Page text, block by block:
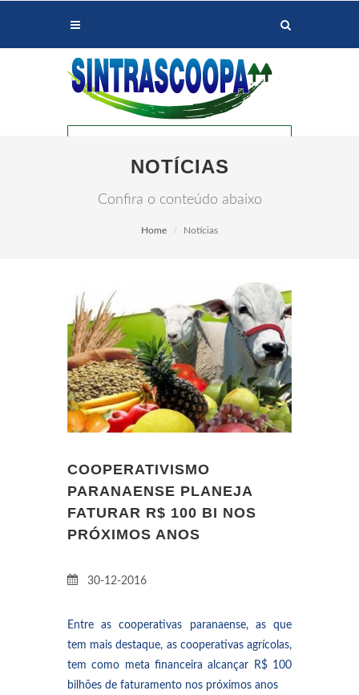
ASSIS CHATEAUBRIAND
MARECHAL CÂNDIDO RONDON
NOTÍCIAS
Confira o conteúdo abaixo
Home Notícias
COOPERATIVISMO
PARANAENSE PLANEJA
FATURAR R$ 100 BI NOS
PRÓXIMOS ANOS
30-12-2016
Entre as cooperativas paranaense, as que
tem mais destaque, as cooperativas agrícolas,
tem como meta financeira alcançar R$ 100
bilhões de faturamento nos próximos anos